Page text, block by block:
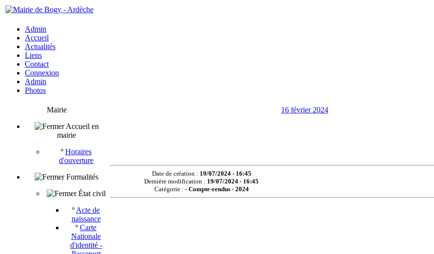
Admin
Accueil
Actualités
Liens
Contact
Connexion
Admin
Photos
Mairie
Accueil en
mairie
º Horaires
d'ouverture
Formalités
État civil
º Acte de
naissance
º Carte
Nationale
d'identité -
16 février 2024
Date de création : 19/07/2024 - 16:45
Dernière modification : 19/07/2024 - 16:45
Catégorie : - Compte-rendus - 2024